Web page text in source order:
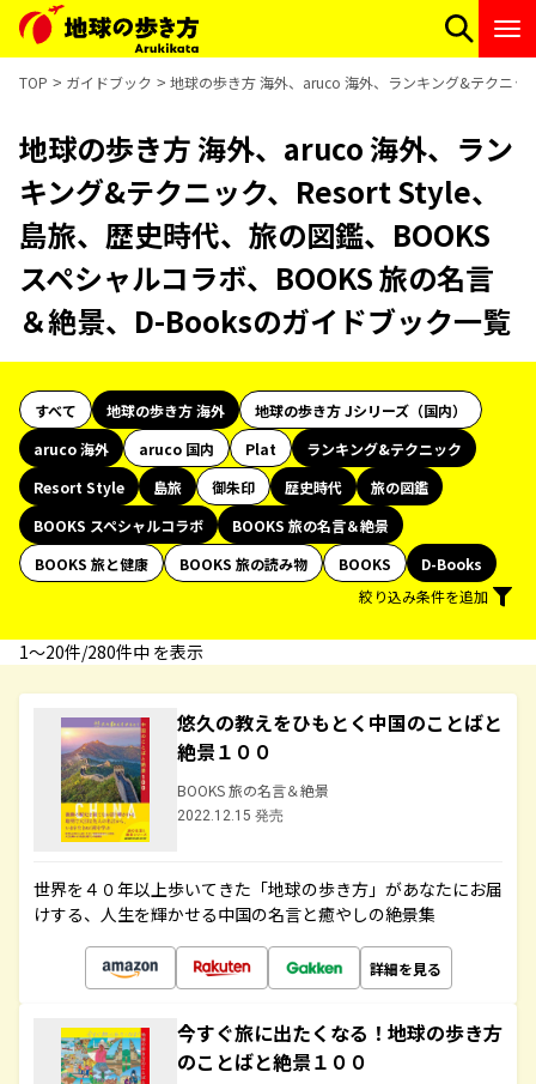
TOP ガイドブック 地球の歩き方 海外、aruco 海外、ランキング&テクニッ
地球の歩き方 海外、aruco 海外、ラン
キング&テクニック、Resort Style、
島旅、歴史時代、旅の図鑑、BOOKS
スペシャルコラボ、BOOKS 旅の名言
＆絶景、D-Booksのガイドブック一覧
すべて 地球の歩き方 海外
地球の歩き方 Jシリーズ（国内）
aruco 海外
aruco 国内 Plat
ランキング&テクニック
Resort Style
島旅 御朱印 歴史時代
旅の図鑑
BOOKS スペシャルコラボ
BOOKS 旅の名言＆絶景
BOOKS 旅と健康
BOOKS 旅の読み物 BOOKS
D-Books
絞り込み条件を追加
1〜20件/280件中 を表示
悠久の教えをひもとく中国のことばと
絶景１００
BOOKS 旅の名言＆絶景
2022.12.15 発売
世界を４０年以上歩いてきた「地球の歩き方」があなたにお届
けする、人生を輝かせる中国の名言と癒やしの絶景集
詳細を見る
今すぐ旅に出たくなる！地球の歩き方
のことばと絶景１００